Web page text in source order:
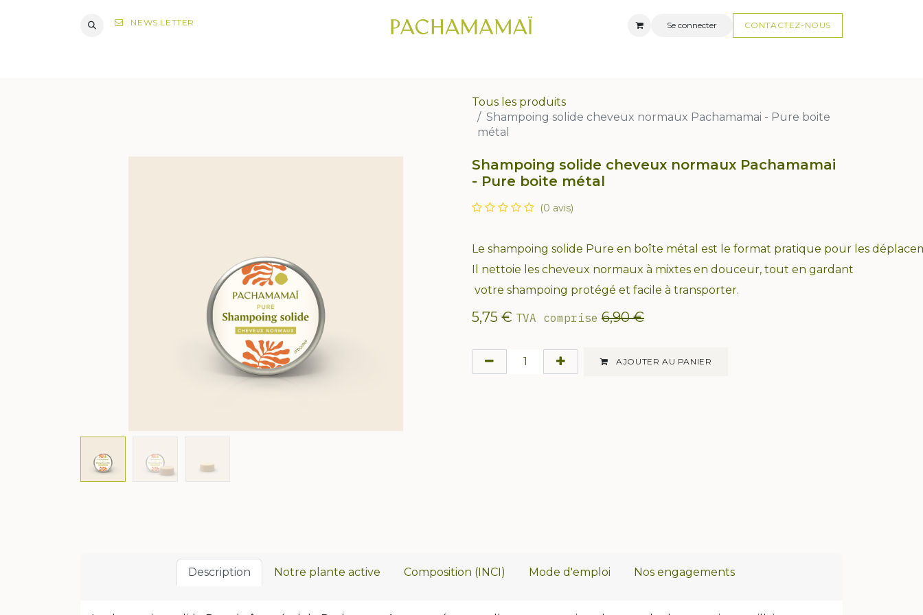
NEWS LETTER Se connecter CONTACTEZ-NOUS
Tous les produits
Shampoing solide cheveux normaux Pachamamai - Pure boite
métal
Shampoing solide cheveux normaux Pachamamai
- Pure boite métal
(0 avis)
Le shampoing solide Pure en boîte métal est le format pratique pour les
Il nettoie les cheveux normaux à mixtes en douceur, tout en gardant
votre shampoing protégé et facile à transporter.
5,75 € TVA comprise 6,90€
AJOUTER AU PANIER
Description Notre plante active Composition (INCI) Mode d'emploi Nos engagements